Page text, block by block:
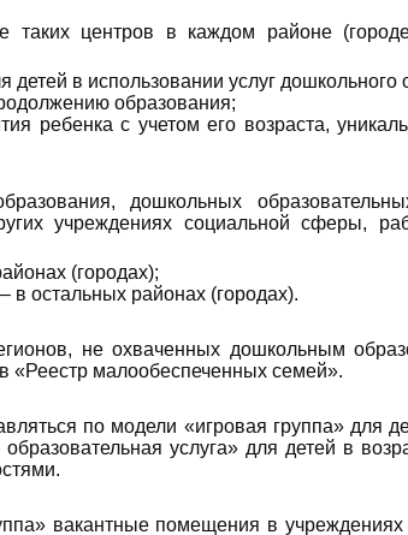
таких центров в каждом районе
в использовании услуг дошкольного
образования;
ребенка с учетом его возраста,
дошкольных
учреждениях социальной сферы,
(городах);
в остальных районах (городах).
не охваченных дошкольным
«Реестр малообеспеченных семей».
по модели «игровая группа» для
услуга» для детей в
вакантные помещения в